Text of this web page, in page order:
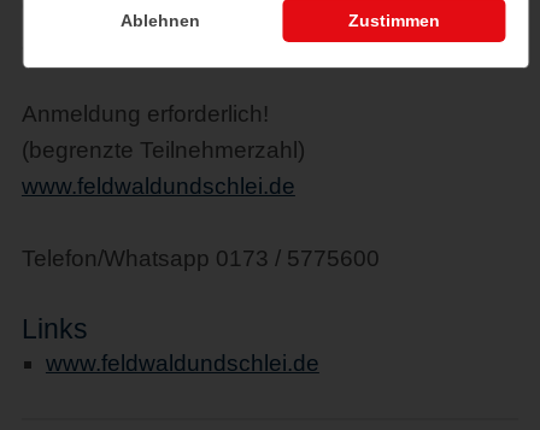
28,00 € / Familie (2 Erw. / 2 Kinder)
Anmeldung erforderlich!
(begrenzte Teilnehmerzahl)
www.feldwaldundschlei.de
Telefon/Whatsapp 0173 / 5775600
Links
www.feldwaldundschlei.de
Ablehnen Zustimmen